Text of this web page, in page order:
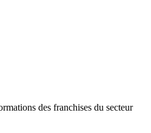
des franchises du secteur